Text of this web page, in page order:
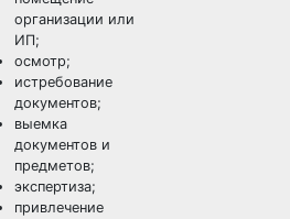
организации или
ИП;
осмотр;
истребование
документов;
выемка
документов и
предметов;
экспертиза;
привлечение